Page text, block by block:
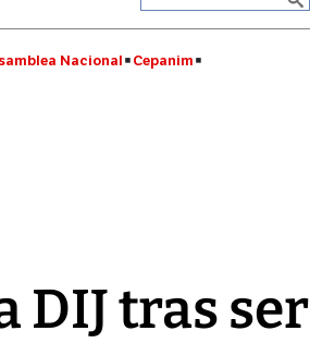
Nacional Cepanim
DIJ tras ser